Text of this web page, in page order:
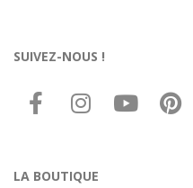
SUIVEZ-NOUS !
LA BOUTIQUE